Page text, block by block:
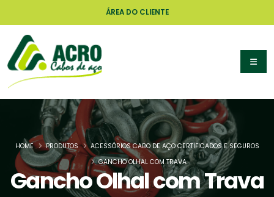
ÁREA DO CLIENTE
Gancho Olhal com Trava
HOME PRODUTOS
ACESSÓRIOS CABO DE AÇO CERTIFICADOS E SEGUROS
GANCHO OLHAL COM TRAVA